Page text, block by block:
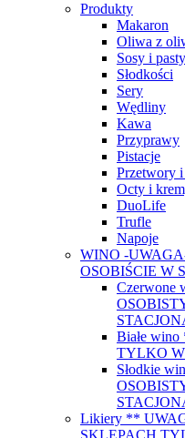
Produkty
Makaron
Oliwa z
Sosy i pasty
Słodkości
Sery
Wędliny
Kawa
Przyprawy
Pistacje
Przetwory
Octy i
DuoLife
Trufle
Napoje
WINO -
OSOBIŚCIE W
Czerwone
Białe
TYLKO
Słodkie
Likiery **